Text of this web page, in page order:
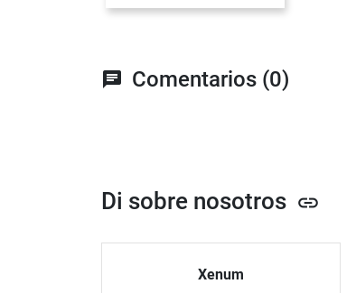
chat Comentarios (0)
Di sobre nosotros link
Xenum